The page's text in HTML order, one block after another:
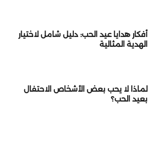
أفكار هدايا عيد الحب: دليل شامل لاختيار
الهدية المثالية
لماذا لا يحب بعض الأشخاص الاحتفال
بعيد الحب؟